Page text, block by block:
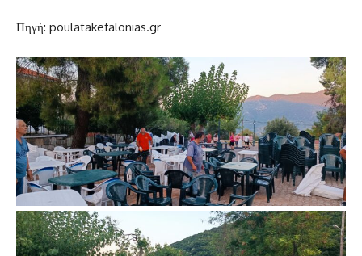
Πηγή: poulatakefalonias.gr